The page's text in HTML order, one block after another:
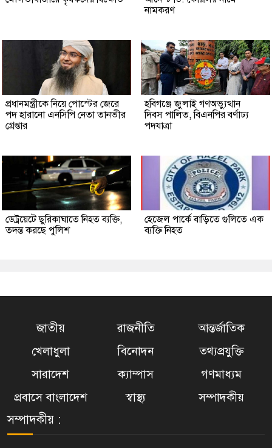
নামকরণ
প্রধানমন্ত্রীকে নিয়ে পোস্টের জেরে
পদ হারানো এনসিপি নেতা তানভীর
গ্রেপ্তার
হবিগঞ্জে জুলাই গণঅভ্যুত্থান
দিবস পালিত, বিএনপির বর্ণাঢ্য
পদযাত্রা
ডেট্রয়েটে ছুরিকাঘাতে নিহত ব্যক্তি,
তদন্ত করছে পুলিশ
হেজেল পার্কে বাড়িতে গুলিতে এক
ব্যক্তি নিহত
জাতীয় রাজনীতি
আন্তর্জাতিক
খেলাধুলা
বিনোদন
তথ্যপ্রযুক্তি
সারাদেশ
ক্যাম্পাস
গণমাধ্যম
প্রবাসে বাংলাদেশ
স্বাস্থ্য সম্পাদকীয়
সম্পাদকীয় :